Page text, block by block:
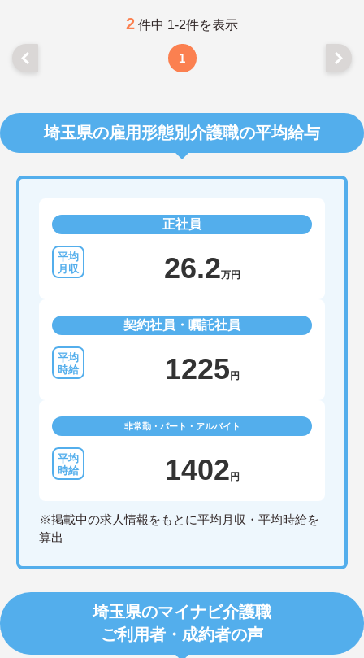
効率化など、ワークライフバランスを保ちながら定
年70歳まで長期的に活躍できる制度が盤石に整って
います。複数施設を経験することで培われるマネジ
メント視点は、将来的なエリアマネージャーへのキ
★おすすめPOINT★
・広域支援員として複数のホームを巡るため、各ホ
ことができ、現場の介助業務にとどまらず、施設運
す。
があり、20代から60代まで幅広い年代が活躍してい
ます。年間休日も114日確保されているため、無理
なく長期的なキャリアを築いていただけます。
おり、清潔感にあふれた美しい環境です。ハード面
に加え、ソフト面でも「献立の事前決定・レシピ完
ご利用者様の安全性はもちろん、働くスタッフにと
っても身体的負担が少なく、高いモチベーションを
2 件中 1-2件を表示
1
埼玉県の雇用形態別介護職の平均給与
正社員
26.2万円
契約社員・嘱託社員
1225 円
非常勤・パート・アルバイト
1402 円
※掲載中の求人情報をもとに平均月収・平均時給を
算出
埼玉県のマイナビ介護職
ご利用者・成約者の声